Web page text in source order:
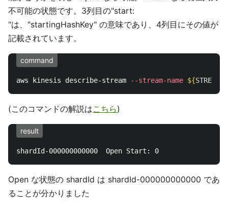
不可能の状態です。3列目の"start:
"は、"startingHashKey" の意味であり、4列目にその値が
記載されています。
command
aws kinesis describe-stream --stream-name ${
(このコマンドの解説はこちら)
result
Open な状態の shardId は shardId-000000000000 であ
ることが分かりました